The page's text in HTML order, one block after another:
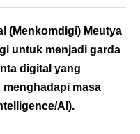
(Menkomdigi) Meutya
untuk menjadi garda
digital yang
masa
AI).